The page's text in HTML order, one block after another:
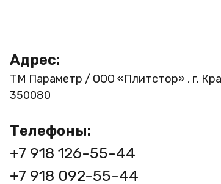
Адрес:
ТМ Параметр / ООО «Плитстор» , г.
350080
Телефоны:
+7 918 126-55-44
+7 918 092-55-44